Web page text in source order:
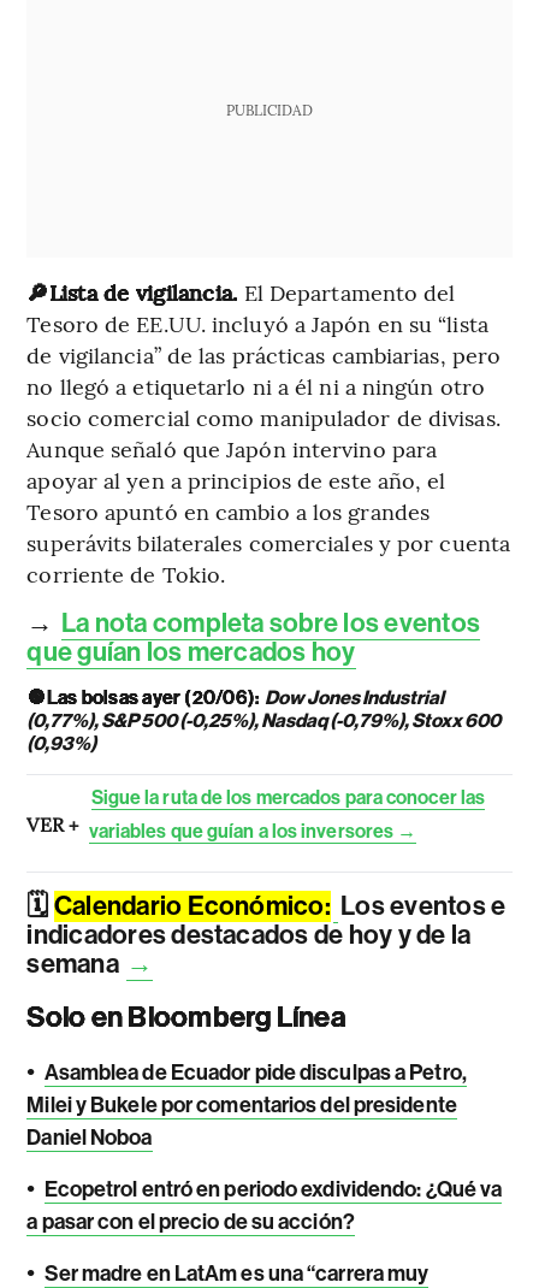
PUBLICIDAD
🔎Lista de vigilancia. El Departamento del
Tesoro de EE.UU. incluyó a Japón en su “lista
de vigilancia” de las prácticas cambiarias, pero
no llegó a etiquetarlo ni a él ni a ningún otro
socio comercial como manipulador de divisas.
Aunque señaló que Japón intervino para
apoyar al yen a principios de este año, el
Tesoro apuntó en cambio a los grandes
superávits bilaterales comerciales y por cuenta
corriente de Tokio.
→ La nota completa sobre los eventos
que guían los mercados hoy
🔘Las bolsas ayer (20/06): Dow Jones Industrial
(0,77%), S&P 500 (-0,25%), Nasdaq (-0,79%), Stoxx 600
(0,93%)
VER +
Sigue la ruta de los mercados para conocer las
variables que guían a los inversores →
🗓️ Calendario Económico: Los eventos e
indicadores destacados de hoy y de la
semana →
Solo en Bloomberg Línea
• Asamblea de Ecuador pide disculpas a Petro,
Milei y Bukele por comentarios del presidente
Daniel Noboa
• Ecopetrol entró en periodo exdividendo: ¿Qué va
a pasar con el precio de su acción?
• Ser madre en LatAm es una “carrera muy